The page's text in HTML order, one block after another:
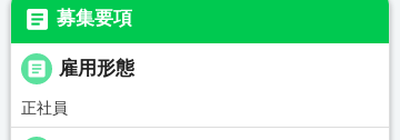
 募集要項
 雇用形態
正社員